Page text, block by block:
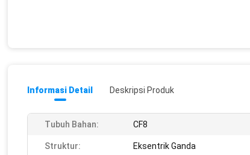
Informasi Detail Deskripsi Produk
Tubuh Bahan: CF8
Struktur: Eksentrik Ganda